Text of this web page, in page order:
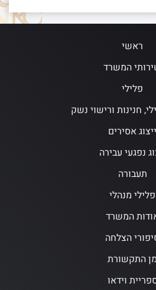
ראשי
המשרד
פלילי
חנינות ורישוי נשק
ייצוג אסירים
נפגעי עבירה
תעבורה
פלילי מנהלי
המשרד
הצלחה
מן התקשורת
וידאו